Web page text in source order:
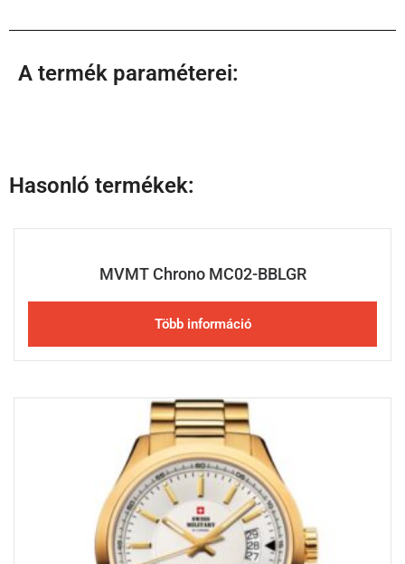
A termék paraméterei:
Hasonló termékek:
MVMT Chrono MC02-BBLGR
Több információ